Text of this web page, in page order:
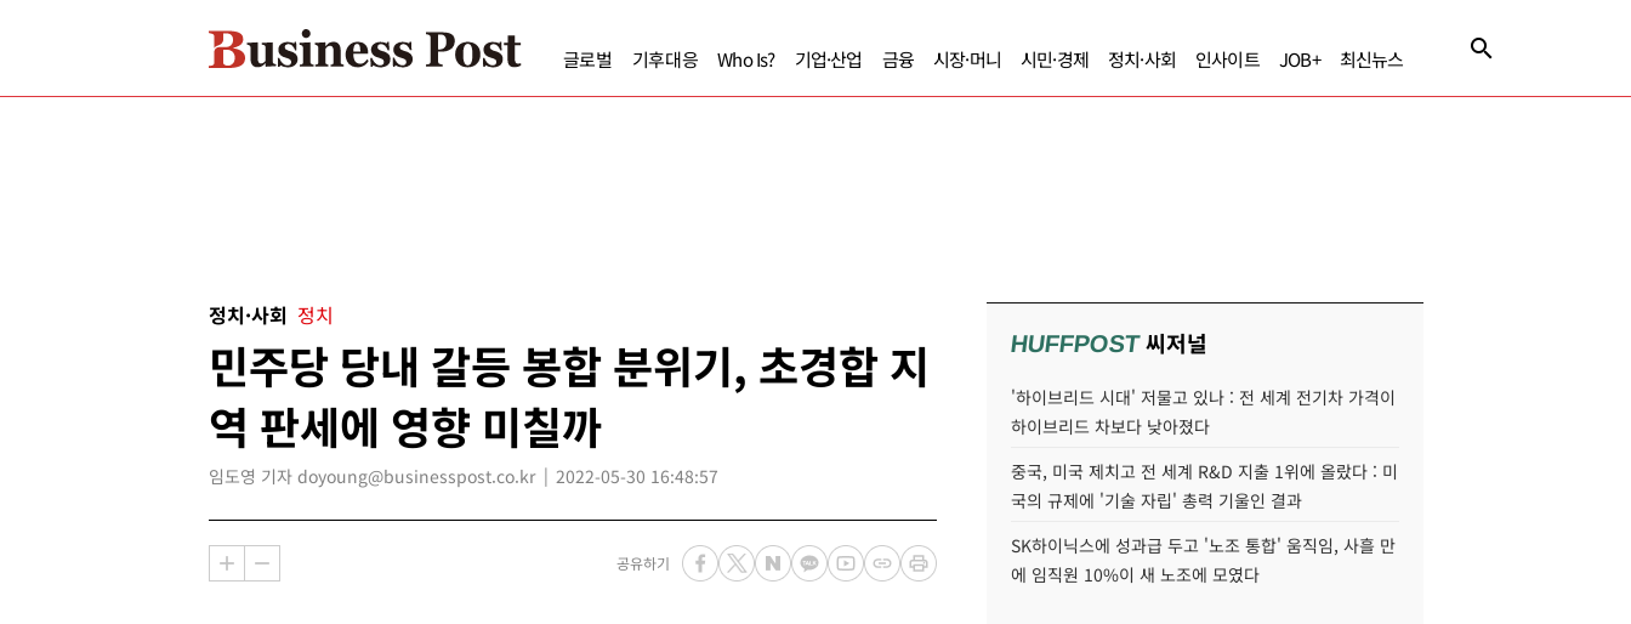
글로벌 기후대응 Who Is? 기업·산업 금융 시장·머니 시민·경제 정치·사회 인사이트 JOB+ 최신뉴스
정치·사회 정치
민주당 당내 갈등 봉합 분위기, 초경합 지
역 판세에 영향 미칠까
임도영 기자 doyoung@businesspost.co.kr 2022-05-30 16:48:57
공유하기
HUFFPOST씨저널
'하이브리드 시대' 저물고 있나 : 전 세계 전기차 가격이
하이브리드 차보다 낮아졌다
중국, 미국 제치고 전 세계 R&D 지출 1위에 올랐다 : 미
국의 규제에 '기술 자립' 총력 기울인 결과
SK하이닉스에 성과급 두고 '노조 통합' 움직임, 사흘 만
에 임직원 10%이 새 노조에 모였다